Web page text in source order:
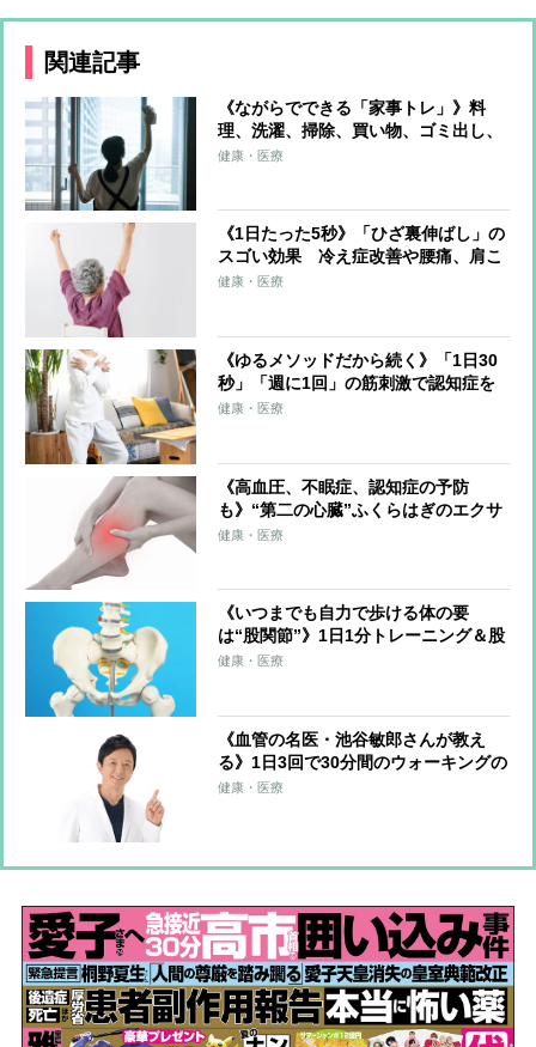
関連記事
《ながらでできる「家事トレ」》料
理、洗濯、掃除、買い物、ゴミ出し、
水やり…すべてをエクササイズに！ト
健康・医療
《1日たった5秒》「ひざ裏伸ばし」の
スゴい効果 冷え症改善や腰痛、肩こ
り、片頭痛の軽減も
健康・医療
《ゆるメソッドだから続く》「1日30
秒」「週に1回」の筋刺激で認知症を
予防する「30秒スクワット」
健康・医療
《高血圧、不眠症、認知症の予防
も》“第二の心臓”ふくらはぎのエクサ
サイズを医師が伝授！血流改善、筋肉
健康・医療
《いつまでも自力で歩ける体の要
は“股関節”》1日1分トレーニング＆股
関節のズレを防ぐ習慣を医師らが解説
健康・医療
《血管の名医・池谷敏郎さんが教え
る》1日3回で30分間のウォーキングの
運動量に匹敵！血圧改善につながる
健康・医療